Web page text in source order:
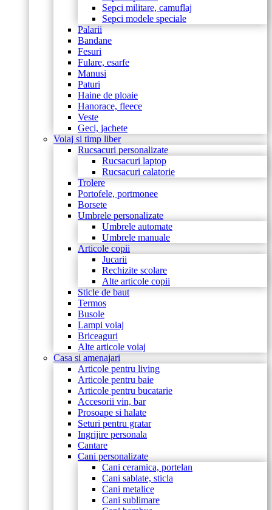
Sepci militare, camuflaj
Sepci modele speciale
Palarii
Bandane
Fesuri
Fulare, esarfe
Manusi
Paturi
Haine de ploaie
Hanorace, fleece
Veste
Geci, jachete
Voiaj si timp liber
Rucsacuri personalizate
Rucsacuri laptop
Rucsacuri calatorie
Trolere
Portofele, portmonee
Borsete
Umbrele personalizate
Umbrele automate
Umbrele manuale
Articole copii
Jucarii
Rechizite scolare
Alte articole copii
Sticle de baut
Termos
Busole
Lampi voiaj
Briceaguri
Alte articole voiaj
Casa si amenajari
Articole pentru living
Articole pentru baie
Articole pentru bucatarie
Accesorii vin, bar
Prosoape si halate
Seturi pentru gratar
Ingrijire personala
Cantare
Cani personalizate
Cani ceramica, portelan
Cani sablate, sticla
Cani metalice
Cani sublimare